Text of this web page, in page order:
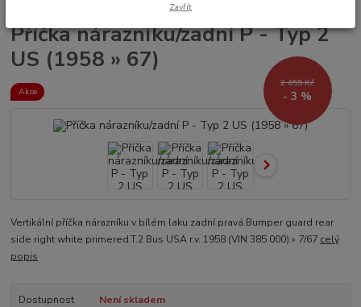
Příčka nárazníku/zadní P - Typ 2
US (1958 » 67)
Akce
2 655 Kč
- 3 %
Vertikální příčka nárazníku v bílém laku zadní pravá.Bumper guard rear
side right white primered.T.2 Bus USA r.v. 1958 (VIN 385 000) » 7/67 celý
popis
Dostupnost Není skladem
Zavřít